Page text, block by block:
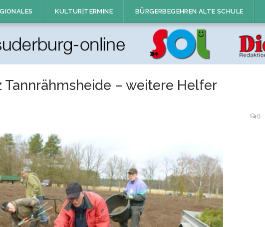
KULTUR|TERMINE BÜRGERBEGEHREN ALTE SCHULE
Tannrähmsheide – weitere Helfer
0